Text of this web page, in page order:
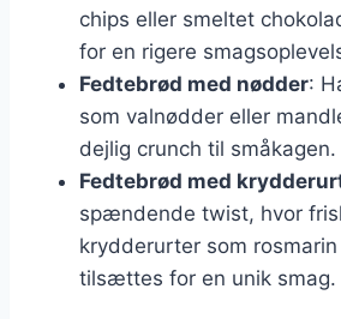
chips eller smeltet
for en rigere
Fedtebrød med nødder:
som valnødder eller
dejlig crunch til småkagen.
Fedtebrød med
spændende twist, hvor
krydderurter som
tilsættes for en unik smag.